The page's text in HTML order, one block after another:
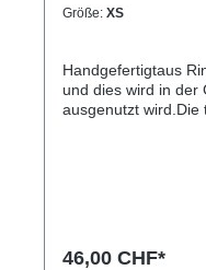
Größe: XS
Handgefertigtaus
und dies wird in der
ausgenutzt wird.Die
46,00 CHF*